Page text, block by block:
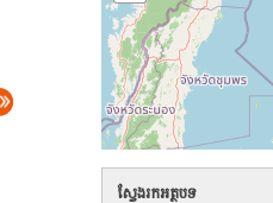
ស្វែងរកអត្ថបទ